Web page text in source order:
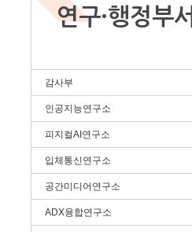
연구·행정부서
감사부
인공지능연구소
피지컬AI연구소
입체통신연구소
공간미디어연구소
ADX융합연구소